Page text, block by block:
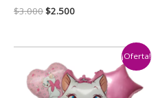
$3.000El
era:
$2.500El
es:
¡Oferta!